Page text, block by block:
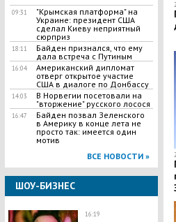
09:31
​"Крымская платформа" на
Украине: президент США
сделал Киеву неприятный
сюрприз
18:11
Байден признался, что ему
дала встреча с Путиным
16:04
Американский дипломат
отверг открытое участие
США в диалоге по Донбассу
14:03
В Норвегии посетовали на
"вторжение" русского лосося
16:47
Байден позвал Зеленского
в Америку в конце лета не
просто так: имеется один
мотив
ВСЕ НОВОСТИ »
ШОУ-БИЗНЕС
16:19